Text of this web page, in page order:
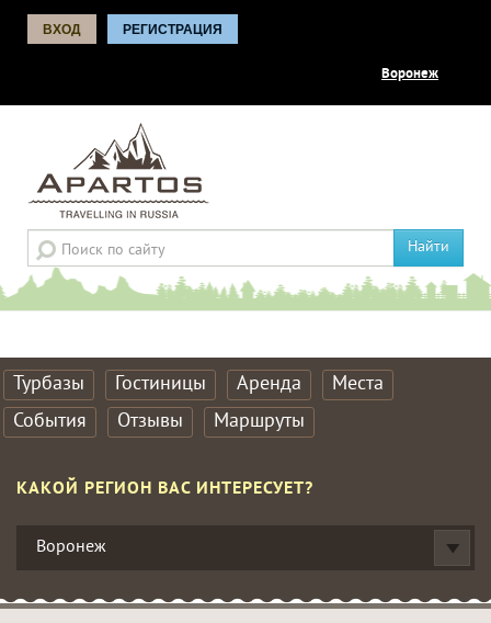
ВХОД РЕГИСТРАЦИЯ
Воронеж
Найти
Турбазы Гостиницы Аренда
Места
События
Отзывы Маршруты
КАКОЙ РЕГИОН ВАС ИНТЕРЕСУЕТ?
Воронеж